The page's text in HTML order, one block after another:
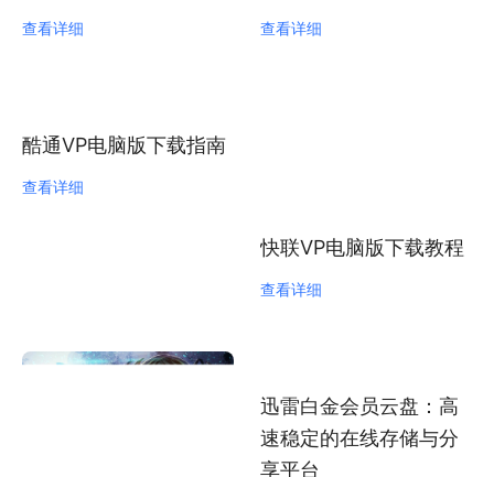
查看详细 查看详细
酷通VP电脑版下载指南
查看详细
快联VP电脑版下载教程
查看详细
迅雷白金会员云盘：高
速稳定的在线存储与分
享平台